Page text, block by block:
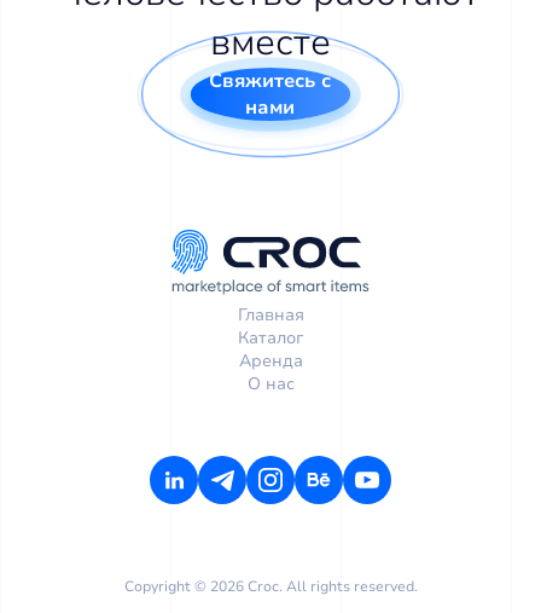
вместе
Свяжитесь с
нами
Главная
Каталог
Аренда
О нас
Copyright © 2026 Croc. All rights reserved.